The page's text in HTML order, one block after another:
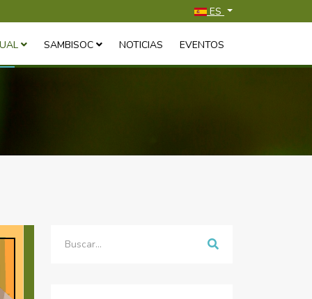
Seleccione su idioma
ES
SAMBISOC NOTICIAS EVENTOS